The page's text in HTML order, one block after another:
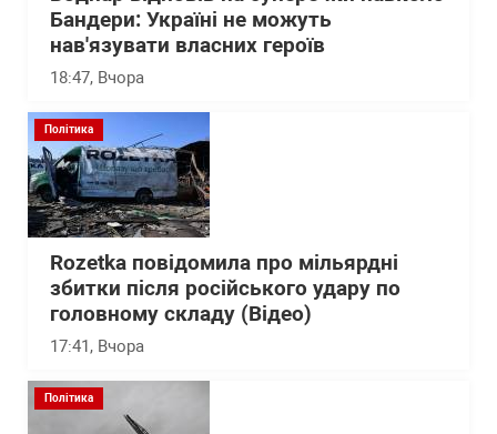
Бандери: Україні не можуть
нав'язувати власних героїв
18:47, Вчора
Політика
Rozetka повідомила про мільярдні
збитки після російського удару по
головному складу (Відео)
17:41, Вчора
Політика